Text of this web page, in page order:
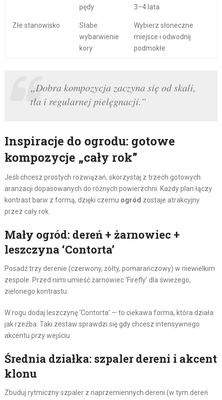
pędy
3–4 lata
Złe stanowisko
Słabe
wybarwienie
kory
Wybierz słoneczne
miejsce i odwodnij
podmokłe
„Dobra kompozycja zaczyna się od skali,
tła i regularnej pielęgnacji.”
Inspiracje do ogrodu: gotowe
kompozycje „cały rok”
Jeśli chcesz prostych rozwiązań, skorzystaj z trzech gotowych
aranżacji dopasowanych do różnych powierzchni. Każdy plan łączy
kontrast barw z formą, dzięki czemu ogród zostaje atrakcyjny
przez cały rok.
Mały ogród: dereń + żarnowiec +
leszczyna ‘Contorta’
Posadź trzy derenie (czerwony, żółty, pomarańczowy) w niewielkim
zespole. Przed nimi umieść żarnowiec ‘Firefly’ dla świeżego,
zielonego kontrastu.
W rogu dodaj leszczynę ‘Contorta’ — to ciekawa forma, która działa
jak rzeźba. Taki zestaw sprawdzi się gdy chcesz intensywnego
akcentu przy wejściu.
Średnia działka: szpaler dereni i akcent
klonu
Zbuduj rytmiczny szpaler z naprzemiennych dereni (w tym dereń